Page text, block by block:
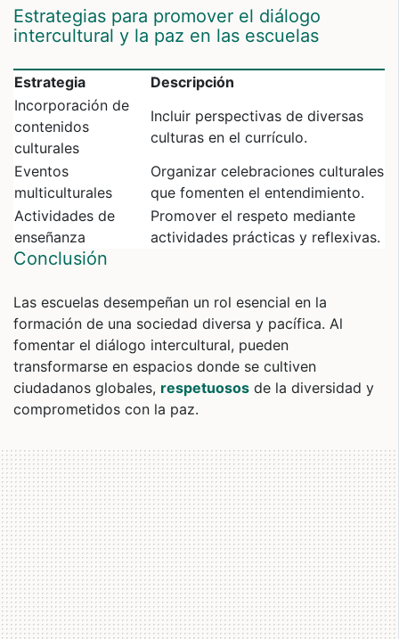
Estrategias para promover el diálogo
intercultural y la paz en las escuelas
Estrategia
Descripción
Incorporación de
contenidos
culturales
Incluir perspectivas de diversas
culturas en el currículo.
Eventos
multiculturales
Organizar celebraciones culturales
que fomenten el entendimiento.
Actividades de
enseñanza
Promover el respeto mediante
actividades prácticas y reflexivas.
Conclusión
Las escuelas desempeñan un rol esencial en la
formación de una sociedad diversa y pacífica. Al
fomentar el diálogo intercultural, pueden
transformarse en espacios donde se cultiven
ciudadanos globales, respetuosos de la diversidad y
comprometidos con la paz.